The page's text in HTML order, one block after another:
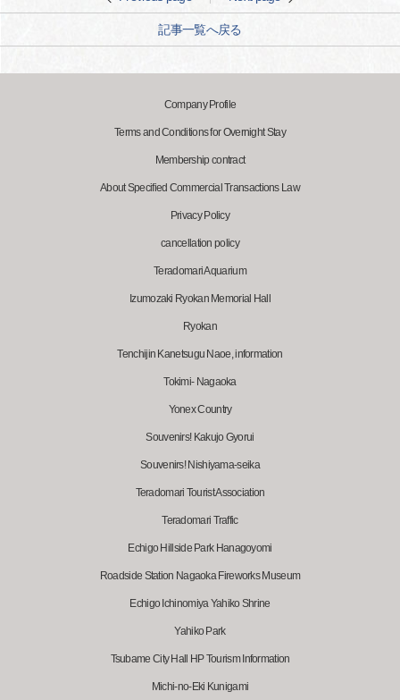
記事一覧へ戻る
Company Profile
Terms and Conditions for Overnight Stay
Membership contract
About Specified Commercial Transactions Law
Privacy Policy
cancellation policy
Teradomari Aquarium
Izumozaki Ryokan Memorial Hall
Ryokan
Tenchijin Kanetsugu Naoe, information
Tokimi- Nagaoka
Yonex Country
Souvenirs! Kakujo Gyorui
Souvenirs! Nishiyama-seika
Teradomari Tourist Association
Teradomari Traffic
Echigo Hillside Park Hanagoyomi
Roadside Station Nagaoka Fireworks Museum
Echigo Ichinomiya Yahiko Shrine
Yahiko Park
Tsubame City Hall HP Tourism Information
Michi-no-Eki Kunigami